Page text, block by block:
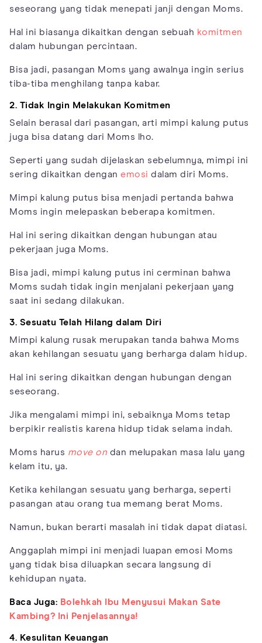
seseorang yang tidak menepati janji dengan Moms.
Hal ini biasanya dikaitkan dengan sebuah komitmen
dalam hubungan percintaan.
Bisa jadi, pasangan Moms yang awalnya ingin serius
tiba-tiba menghilang tanpa kabar.
2. Tidak Ingin Melakukan Komitmen
Selain berasal dari pasangan, arti mimpi kalung putus
juga bisa datang dari Moms lho.
Seperti yang sudah dijelaskan sebelumnya, mimpi ini
sering dikaitkan dengan emosi dalam diri Moms.
Mimpi kalung putus bisa menjadi pertanda bahwa
Moms ingin melepaskan beberapa komitmen.
Hal ini sering dikaitkan dengan hubungan atau
pekerjaan juga Moms.
Bisa jadi, mimpi kalung putus ini cerminan bahwa
Moms sudah tidak ingin menjalani pekerjaan yang
saat ini sedang dilakukan.
3. Sesuatu Telah Hilang dalam Diri
Mimpi kalung rusak merupakan tanda bahwa Moms
akan kehilangan sesuatu yang berharga dalam hidup.
Hal ini sering dikaitkan dengan hubungan dengan
seseorang.
Jika mengalami mimpi ini, sebaiknya Moms tetap
berpikir realistis karena hidup tidak selama indah.
Moms harus move on dan melupakan masa lalu yang
kelam itu, ya.
Ketika kehilangan sesuatu yang berharga, seperti
pasangan atau orang tua memang berat Moms.
Namun, bukan berarti masalah ini tidak dapat diatasi.
Anggaplah mimpi ini menjadi luapan emosi Moms
yang tidak bisa diluapkan secara langsung di
kehidupan nyata.
Baca Juga: Bolehkah Ibu Menyusui Makan Sate
Kambing? Ini Penjelasannya!
4. Kesulitan Keuangan